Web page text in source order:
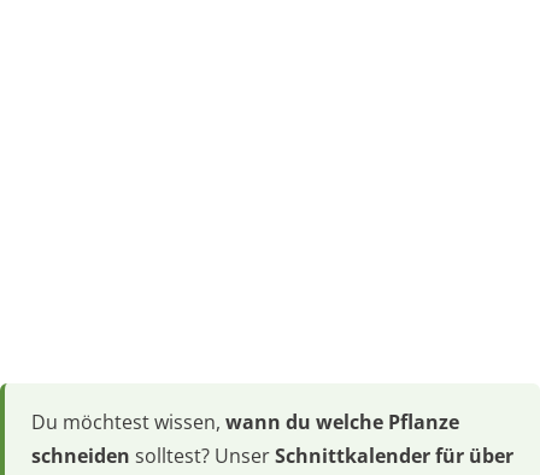
Du möchtest wissen, wann du welche Pflanze
schneiden solltest? UnserSchnittkalender für über